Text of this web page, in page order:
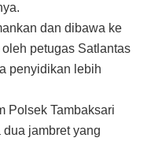
dan dibawa ke
petugas Satlantas
penyidikan lebih
Polsek Tambaksari
jambret yang